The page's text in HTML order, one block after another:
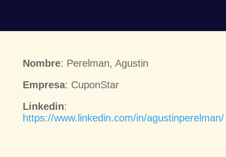
Nombre: Perelman, Agustin
Empresa: CuponStar
Linkedin:
https://www.linkedin.com/in/agustinperelman/